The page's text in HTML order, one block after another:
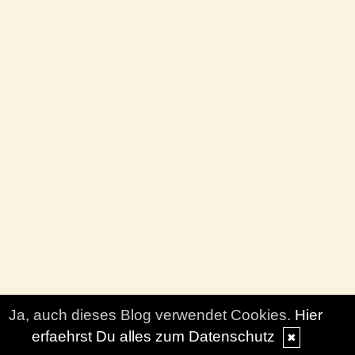
Ja, auch dieses Blog verwendet Cookies. Hier
erfaehrst Du alles zum Datenschutz
✖